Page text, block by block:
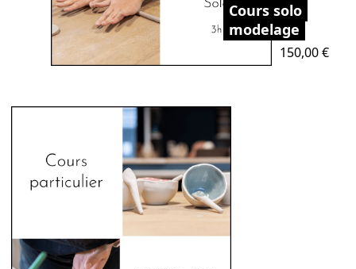
Cours solo
modelage
Prix
150,00 €